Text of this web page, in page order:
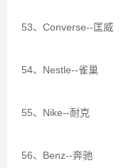
53、Converse--匡威
54、Nestle--雀巢
55、Nike--耐克
56、Benz--奔驰